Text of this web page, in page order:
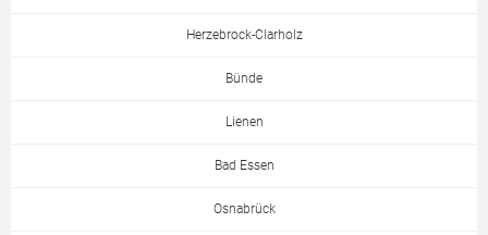
Herzebrock-Clarholz
Bünde
Lienen
Bad Essen
Osnabrück